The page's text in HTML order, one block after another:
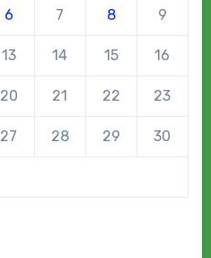
6 7 8 9
13 14 15 16
20 21 22 23
27 28 29 30